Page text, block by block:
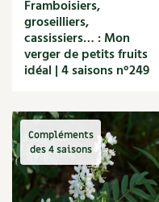
Carnets de saison
Compléments
Actualités
Vidéos et podcasts
Secrets d'abonné
Astuces de
Autonomie et
L'autonomie au
Framboisiers,
groseilliers,
cassissiers… : Mon
verger de petits fruits
idéal | 4 saisons n°249
Compléments
des 4 saisons